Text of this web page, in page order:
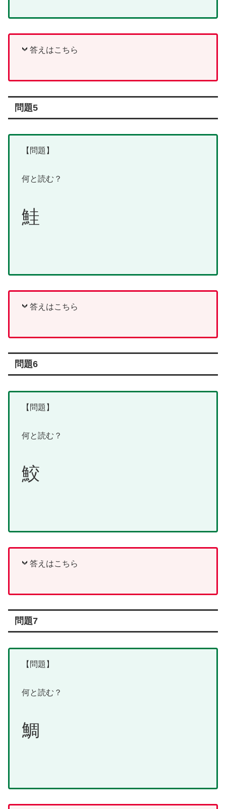
答えはこちら
問題5
【問題】
何と読む？
鮭
答えはこちら
問題6
【問題】
何と読む？
鮫
答えはこちら
問題7
【問題】
何と読む？
鯛